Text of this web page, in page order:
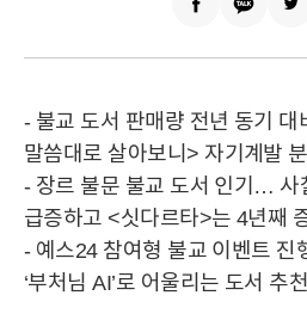
- 불교 도서 판매량 전년 동기
말씀대로 살아보니> 자기계발
- 장르 불문 불교 도서 인기… 사
급증하고 <싯다르타>는 4년째
- 예스24 참여형 불교 이벤트 진
‘부처님 AI’로 어울리는 도서 추